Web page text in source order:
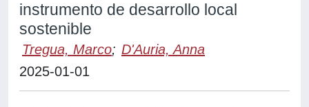
instrumento de desarrollo local
sostenible
Tregua, Marco; D'Auria, Anna
2025-01-01